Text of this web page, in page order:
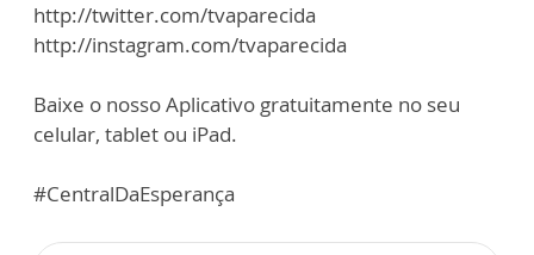
http://twitter.com/tvaparecida
http://instagram.com/tvaparecida
Baixe o nosso Aplicativo gratuitamente no seu
celular, tablet ou iPad.
#CentralDaEsperança